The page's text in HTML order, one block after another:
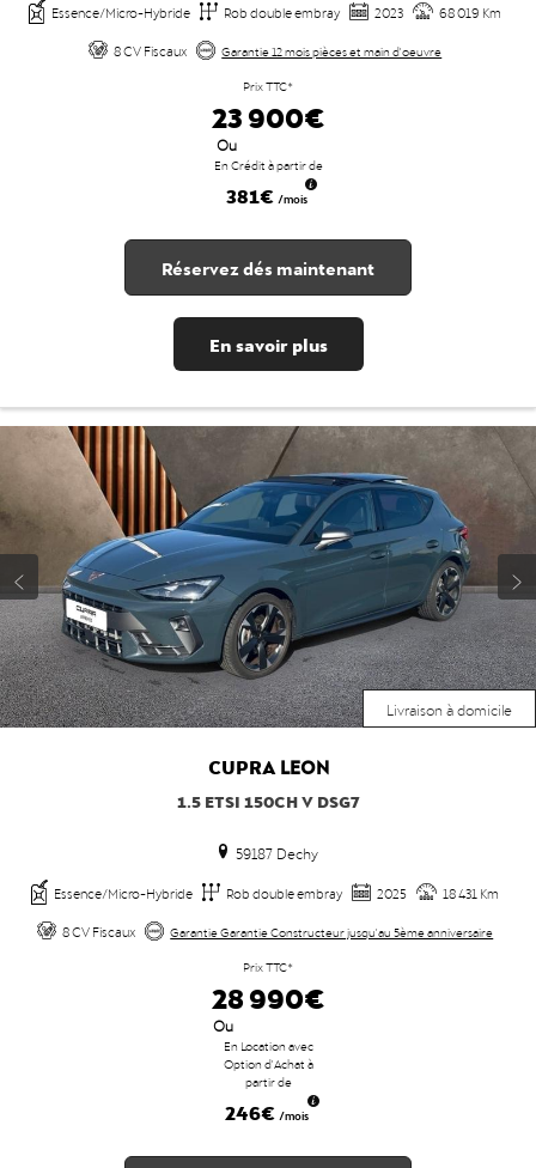
Essence/Micro-Hybride Rob double embray 2023
68 019 Km
8 CV Fiscaux
Garantie 12 mois pièces et main d'oeuvre
Prix TTC*
23 900€
Ou
En Crédit à partir de
381€ /mois
Réservez dés maintenant
En savoir plus
Livraison à domicile
CUPRA LEON
1.5 ETSI 150CH V DSG7
59187 Dechy
Essence/Micro-Hybride Rob double embray 2025
18 431 Km
8 CV Fiscaux
Garantie Garantie Constructeur jusqu'au 5ème anniversaire
Prix TTC*
28 990€
Ou
En Location avec
Option d'Achat à
partir de
246€ /mois